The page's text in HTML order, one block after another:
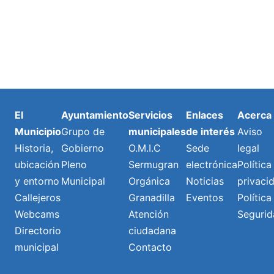
El
Municipio
Historia,
ubicación
y entorno
Callejeros
Webcams
Directorio
municipal
Ayuntamiento
Grupo de
Gobierno
Pleno
Municipal
Servicios
municipales
O.M.I.C
Sermugran
Orgánica
Granadilla
Atención
ciudadana
Contacto
Enlaces
de interés
Sede
electrónica
Noticias
Eventos
Acerca
Aviso
legal
Política
Política